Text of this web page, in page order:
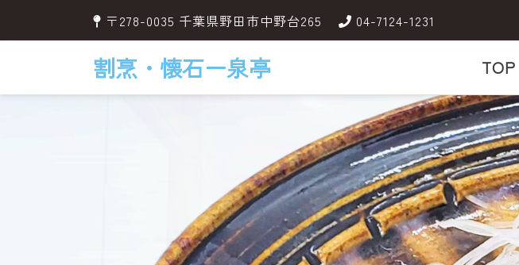
〒278-0035 千葉県野田市中野台265 04-7124-1231
割烹・懐石ー泉亭 TOP